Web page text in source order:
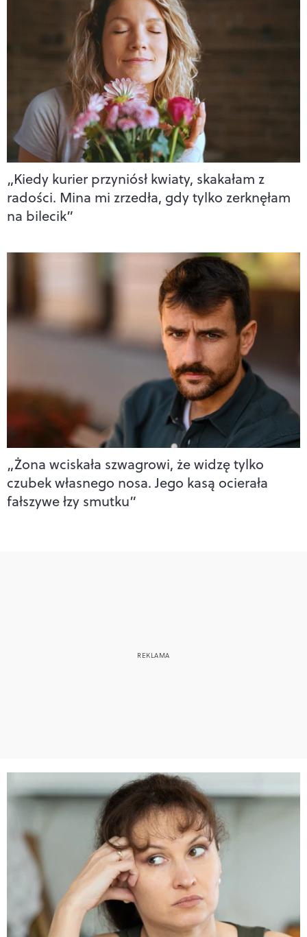
„Kiedy kurier przyniósł kwiaty, skakałam z
radości. Mina mi zrzedła, gdy tylko zerknęłam
na bilecik”
„Żona wciskała szwagrowi, że widzę tylko
czubek własnego nosa. Jego kasą ocierała
fałszywe łzy smutku”